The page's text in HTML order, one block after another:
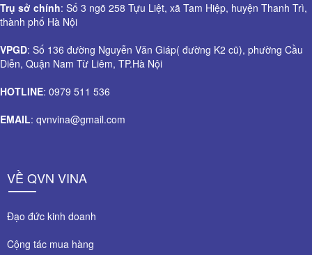
Trụ sở chính: Số 3 ngõ 258 Tựu Liệt, xã Tam Hiệp, huyện Thanh Trì,
thành phố Hà Nội
VPGD: Số 136 đường Nguyễn Văn Giáp( đường K2 cũ), phường Cầu
Diễn, Quận Nam Từ Liêm, TP.Hà Nội
HOTLINE: 0979 511 536
EMAIL: qvnvina@gmail.com
VỀ QVN VINA
Đạo đức kinh doanh
Cộng tác mua hàng